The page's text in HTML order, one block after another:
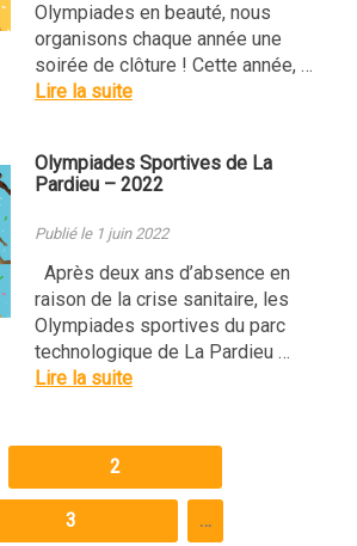
Olympiades en beauté, nous
organisons chaque année une
soirée de clôture ! Cette année, …
Lire la suite
Olympiades Sportives de La
Pardieu – 2022
Publié le 1 juin 2022
Après deux ans d’absence en
raison de la crise sanitaire, les
Olympiades sportives du parc
technologique de La Pardieu …
Lire la suite
2
3 …